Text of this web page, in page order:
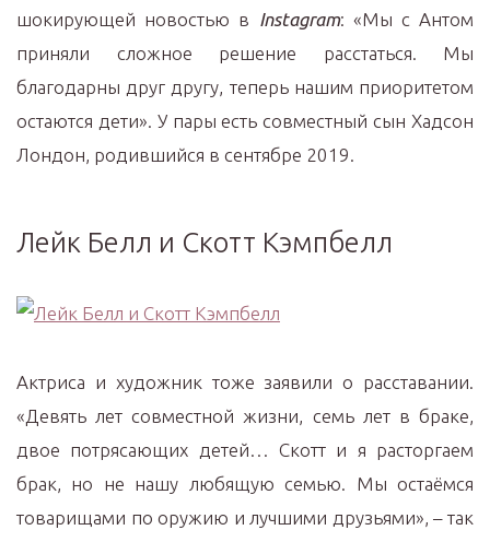
шокирующей новостью в
Instagram: «Мы с Антом
приняли сложное решение расстаться. Мы
благодарны друг другу, теперь нашим приоритетом
остаются дети». У пары есть совместный сын Хадсон
Лондон, родившийся в сентябре 2019.
Лейк Белл и Скотт Кэмпбелл
Актриса и художник тоже заявили о расставании.
«Девять лет совместной жизни, семь лет в браке,
двое потрясающих детей… Скотт и я расторгаем
брак, но не нашу любящую семью. Мы остаёмся
товарищами по оружию и лучшими друзьями», – так